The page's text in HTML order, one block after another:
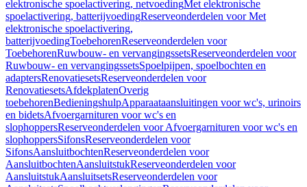
elektronische spoelactivering, netvoedingMet elektronische
spoelactivering, batterijvoedingReserveonderdelen voor Met
elektronische spoelactivering,
batterijvoedingToebehorenReserveonderdelen voor
ToebehorenRuwbouw- en vervangingssetsReserveonderdelen voor
Ruwbouw- en vervangingssetsSpoelpijpen, spoelbochten en
adaptersRenovatiesetsReserveonderdelen voor
RenovatiesetsAfdekplatenOverig
toebehorenBedieningshulpApparaataansluitingen voor wc's, urinoirs
en bidetsAfvoergarnituren voor wc's en
slophoppersReserveonderdelen voor Afvoergarnituren voor wc's en
slophoppersSifonsReserveonderdelen voor
SifonsAansluitbochtenReserveonderdelen voor
AansluitbochtenAansluitstukReserveonderdelen voor
AansluitstukAansluitsetsReserveonderdelen voor